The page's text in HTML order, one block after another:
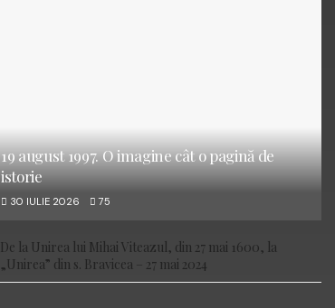
19 august 1997. O imagine cât o pagină de
istorie
30 IULIE 2026 75
De la Unirea lui Mihai Viteazul, din 27 mai 1600, la
„Unirea” din s. Bravicea – 27 mai 2024